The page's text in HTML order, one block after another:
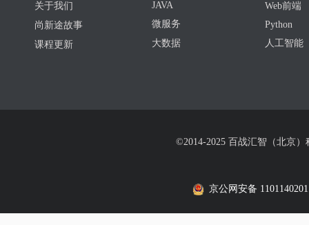
名、分数、学分)。
(2)以列表形式展示所有成绩，并自动计算并显示平均分
(1)用户可发布新的失物或招领信息(包含标题、描述、联
每个代码上需要有注释
关于我们
尚新途故事
课程更新
JAVA
微服务
大数据
Web前端
Python
人工智能
©2014-2025 百战汇智（北京
京公网安备